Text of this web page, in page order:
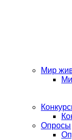
Мир
Опросы